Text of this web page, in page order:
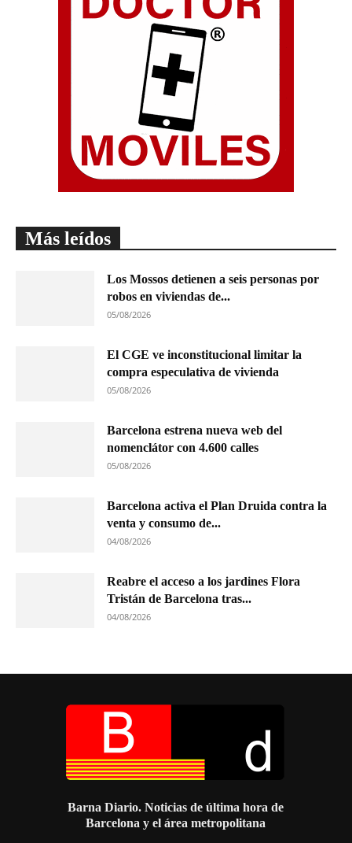
Más leídos
Los Mossos detienen a seis personas por
robos en viviendas de...
05/08/2026
El CGE ve inconstitucional limitar la
compra especulativa de vivienda
05/08/2026
Barcelona estrena nueva web del
nomenclátor con 4.600 calles
05/08/2026
Barcelona activa el Plan Druida contra la
venta y consumo de...
04/08/2026
Reabre el acceso a los jardines Flora
Tristán de Barcelona tras...
04/08/2026
Barna Diario. Noticias de última hora de
Barcelona y el área metropolitana